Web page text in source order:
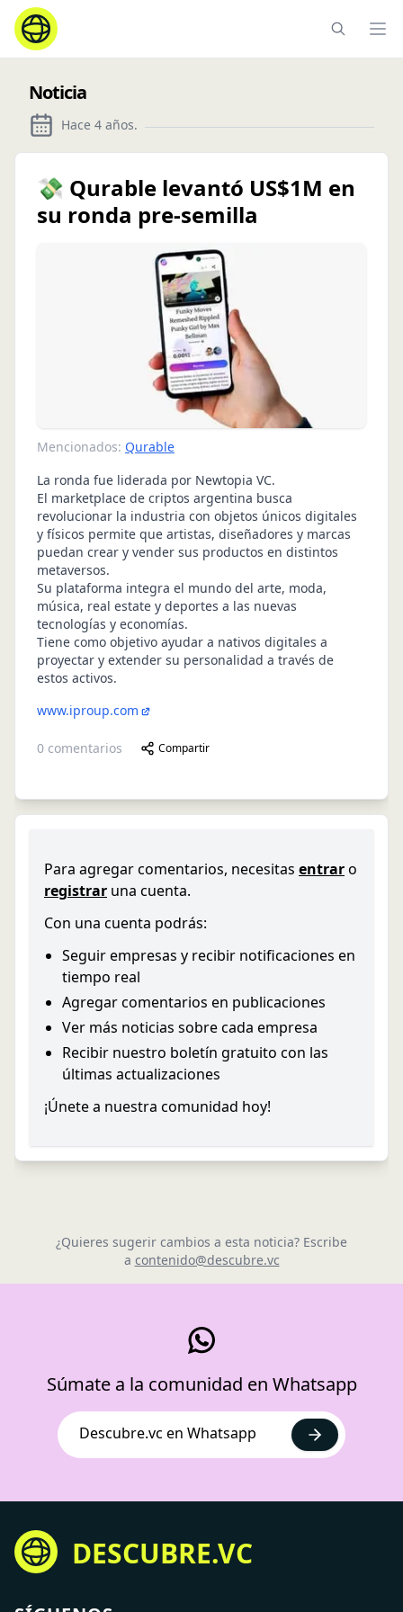
Noticia
Hace 4 años.
💸 Qurable levantó US$1M en
su ronda pre-semilla
Mencionados: Qurable
La ronda fue liderada por Newtopia VC.
El marketplace de criptos argentina busca
revolucionar la industria con objetos únicos digitales
y físicos permite que artistas, diseñadores y marcas
puedan crear y vender sus productos en distintos
metaversos.
Su plataforma integra el mundo del arte, moda,
música, real estate y deportes a las nuevas
tecnologías y economías.
Tiene como objetivo ayudar a nativos digitales a
proyectar y extender su personalidad a través de
estos activos.
www.iproup.com
0 comentarios Compartir
Para agregar comentarios, necesitas entraro
registrar una cuenta.
Con una cuenta podrás:
Seguir empresas y recibir notificaciones en
tiempo real
Agregar comentarios en publicaciones
Ver más noticias sobre cada empresa
Recibir nuestro boletín gratuito con las
últimas actualizaciones
¡Únete a nuestra comunidad hoy!
¿Quieres sugerir cambios a esta noticia? Escribe
a contenido@descubre.vc
Súmate a la comunidad en Whatsapp
Descubre.vc en Whatsapp
DESCUBRE.VC